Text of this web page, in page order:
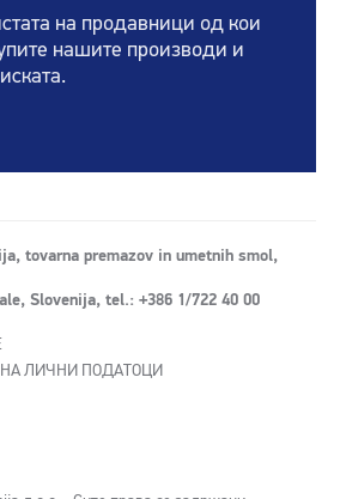
на продавници од кои
нашите производи и
tovarna premazov in umetnih smol,
Slovenija, tel.: +386 1/722 40 00
ЛИЧНИ ПОДАТОЦИ